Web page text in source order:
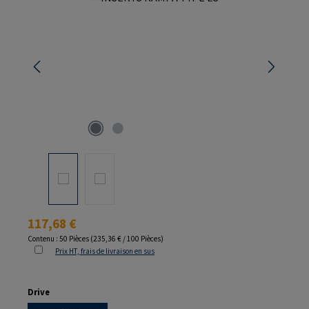
Prix régulier :
117,68 €
Contenu : 50 Pièces (235,36 € / 100 Pièces)
Prix HT, frais de livraison en sus
Sélectionnez
Drive